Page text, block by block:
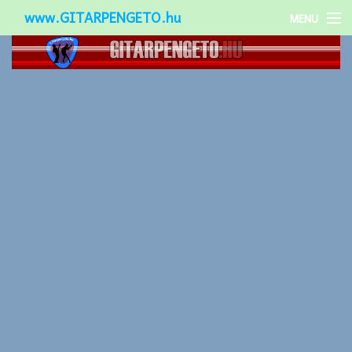
www.GITARPENGETO.hu MENU
Népszerű-